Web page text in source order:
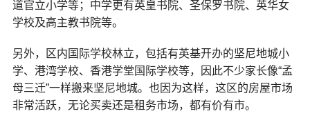
道官立小学等；中学更有英皇书院、圣保罗书院、英华女
学校及高主教书院等。
另外，区内国际学校林立，包括有英基开办的坚尼地城小
学、港湾学校、香港学堂国际学校等，因此不少家长像“孟
母三迁”一样搬来坚尼地城。也因为这样，这区的房屋市场
非常活跃，无论买卖还是租务市场，都有价有市。